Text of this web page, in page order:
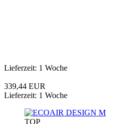
Lieferzeit: 1 Woche
339,44 EUR
Lieferzeit: 1 Woche
TOP